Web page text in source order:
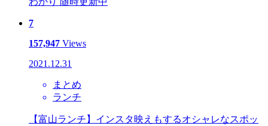
7
157,947 Views
2021.12.31
まとめ
ランチ
【富山ランチ】インスタ映えもするオシャレなスポッ